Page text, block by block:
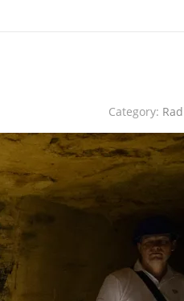
Category: